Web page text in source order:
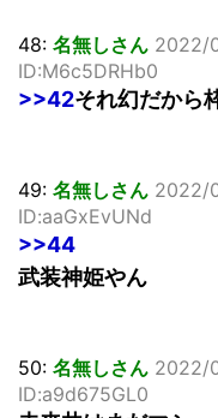
48: 名無しさん 2022/
ID:M6c5DRHb0
>>42それ幻だから
49: 名無しさん 2022/
ID:aaGxEvUNd
>>44
武装神姫やん
50: 名無しさん 2022/
ID:a9d675GL0